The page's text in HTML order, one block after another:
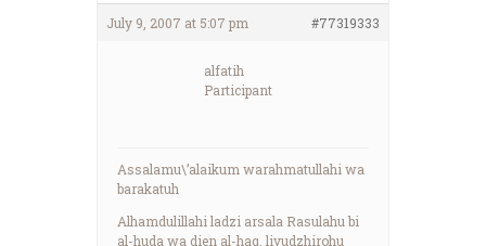
July 9, 2007 at 5:07 pm #77319333
alfatih
Participant
Assalamu\’alaikum warahmatullahi wa
barakatuh
Alhamdulillahi ladzi arsala Rasulahu bi
al-huda wa dien al-haq, liyudzhirohu